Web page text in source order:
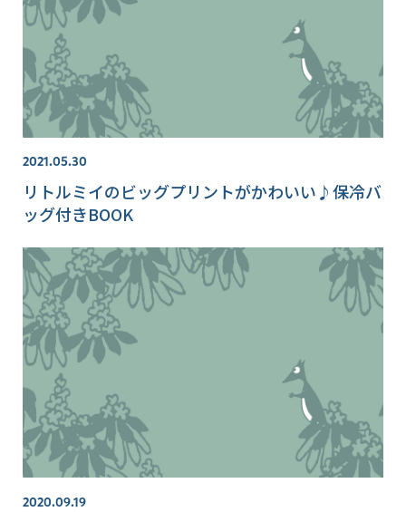
2021.05.30
リトルミイのビッグプリントがかわいい♪保冷バ
ッグ付きBOOK
2020.09.19